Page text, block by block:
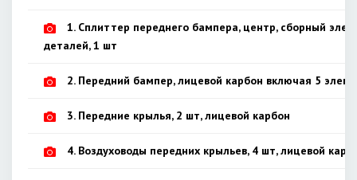
1. Сплиттер переднего бампера, центр, сборный
деталей, 1 шт
2. Передний бампер, лицевой карбон включая 5
3. Передние крылья, 2 шт, лицевой карбон
4. Воздуховоды передних крыльев, 4 шт, лицевой